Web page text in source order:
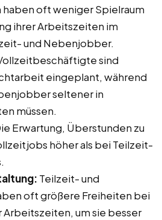
haben oft weniger Spielraum
ihrer Arbeitszeiten im
und Nebenjobber.
sind
eingeplant, während
seltener in
müssen.
Erwartung, Überstunden zu
höher als bei Teilzeit-
Teilzeit- und
oft größere Freiheiten bei
Arbeitszeiten, um sie besser